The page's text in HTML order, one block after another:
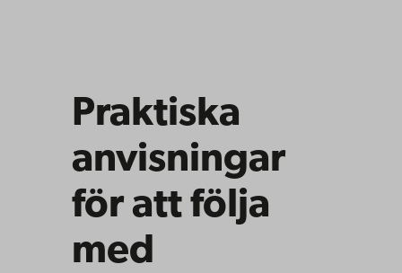
Praktiska
anvisningar
för att följa
med